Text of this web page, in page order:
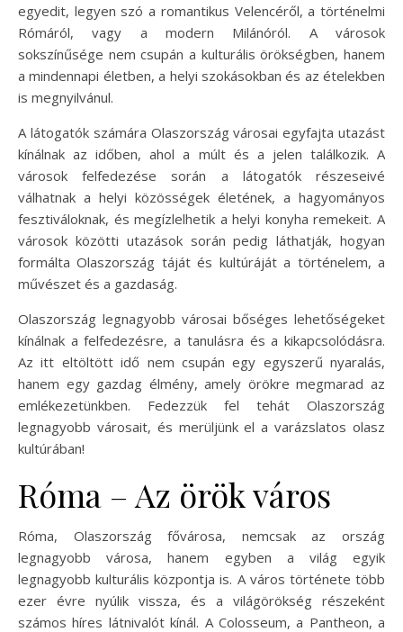
egyedit, legyen szó a romantikus Velencéről, a történelmi
Rómáról, vagy a modern Milánóról. A városok
sokszínűsége nem csupán a kulturális örökségben, hanem
a mindennapi életben, a helyi szokásokban és az ételekben
is megnyilvánul.
A látogatók számára Olaszország városai egyfajta utazást
kínálnak az időben, ahol a múlt és a jelen találkozik. A
városok felfedezése során a látogatók részeseivé
válhatnak a helyi közösségek életének, a hagyományos
fesztiváloknak, és megízlelhetik a helyi konyha remekeit. A
városok közötti utazások során pedig láthatják, hogyan
formálta Olaszország táját és kultúráját a történelem, a
művészet és a gazdaság.
Olaszország legnagyobb városai bőséges lehetőségeket
kínálnak a felfedezésre, a tanulásra és a kikapcsolódásra.
Az itt eltöltött idő nem csupán egy egyszerű nyaralás,
hanem egy gazdag élmény, amely örökre megmarad az
emlékezetünkben. Fedezzük fel tehát Olaszország
legnagyobb városait, és merüljünk el a varázslatos olasz
kultúrában!
Róma – Az örök város
Róma, Olaszország fővárosa, nemcsak az ország
legnagyobb városa, hanem egyben a világ egyik
legnagyobb kulturális központja is. A város története több
ezer évre nyúlik vissza, és a világörökség részeként
számos híres látnivalót kínál. A Colosseum, a Pantheon, a